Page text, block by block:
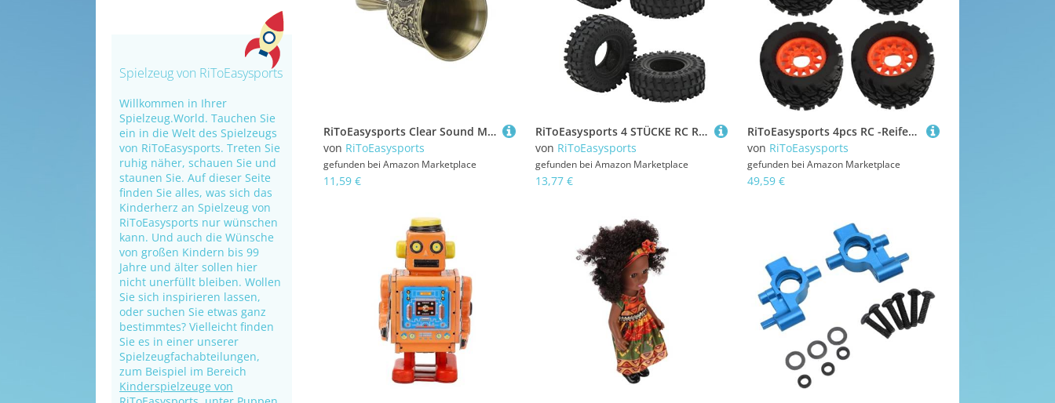
Spielzeug von RiToEasysports
Willkommen in Ihrer
Spielzeug.World. Tauchen Sie
ein in die Welt des Spielzeugs
von RiToEasysports. Treten Sie
ruhig näher, schauen Sie und
staunen Sie. Auf dieser Seite
finden Sie alles, was sich das
Kinderherz an Spielzeug von
RiToEasysports nur wünschen
kann. Und auch die Wünsche
von großen Kindern bis 99
Jahre und älter sollen hier
nicht unerfüllt bleiben. Wollen
Sie sich inspirieren lassen,
oder suchen Sie etwas ganz
bestimmtes? Vielleicht finden
Sie es in einer unserer
Spielzeugfachabteilungen,
zum Beispiel im Bereich
Kinderspielzeuge von
RiToEasysports Clear Sound Metal Hand Bell, Nicht-Schlupf-Griff, ästhetischer Anziehungskraft für Hochzeitsfeier, Ideale Vielseitige Anwendungen mit Yoga (Geschnitztes Muster Gold)
von RiToEasysports
gefunden bei Amazon Marketplace
11,59 €
RiToEasysports 4 STÜCKE RC Reifen Skins 1,25 Zoll Gummireifen RC Zubehör für AXIAL 1/24 SCX24 für FMS 1/24 FCX24 Schwarz Zubehör Für Automodelle
von RiToEasysports
gefunden bei Amazon Marketplace
13,77 €
RiToEasysports 4pcs RC -Reifen, Plastikkautschuk Verdickte RC -Autorreifen für 1/8 1/10 Fernbedienungsauto
von RiToEasysports
gefunden bei Amazon Marketplace
49,59 €